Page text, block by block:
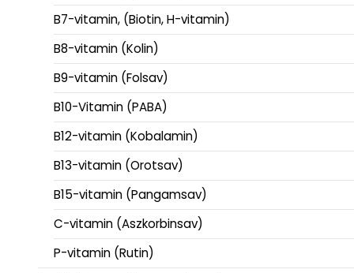
B7-vitamin, (Biotin, H-vitamin)
B8-vitamin (Kolin)
B9-vitamin (Folsav)
B10-Vitamin (PABA)
B12-vitamin (Kobalamin)
B13-vitamin (Orotsav)
B15-vitamin (Pangamsav)
C-vitamin (Aszkorbinsav)
P-vitamin (Rutin)